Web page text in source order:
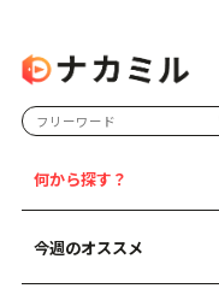
何から探す？
今週のオススメ